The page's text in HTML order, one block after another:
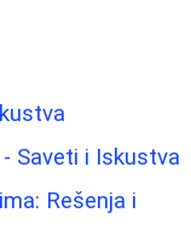
Saveti i Iskustva
Rešenja i